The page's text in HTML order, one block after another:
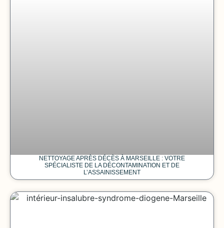
NETTOYAGE APRÈS DÉCÈS À MARSEILLE : VOTRE
SPÉCIALISTE DE LA DÉCONTAMINATION ET DE
L’ASSAINISSEMENT